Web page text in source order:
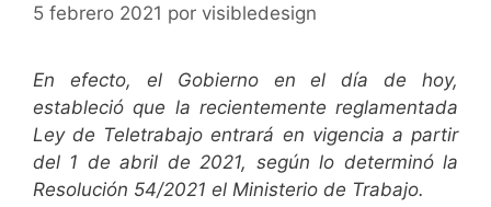
5 febrero 2021 por visibledesign
En efecto, el Gobierno en el día de hoy,
estableció que la recientemente reglamentada
Ley de Teletrabajo entrará en vigencia a partir
del 1 de abril de 2021, según lo determinó la
Resolución 54/2021 el Ministerio de Trabajo.